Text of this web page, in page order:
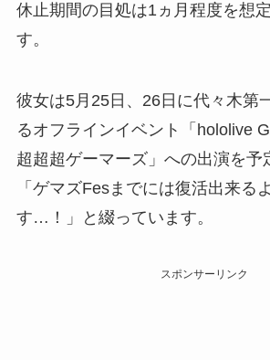
休止期間の目処は1ヵ月程度を想
す。
彼女は5月25日、26日に代々木第
るオフラインイベント「hololive
超超超ゲーマーズ」への出演を予
「ゲマズFesまでには復活出来る
す…！」と綴っています。
スポンサーリンク